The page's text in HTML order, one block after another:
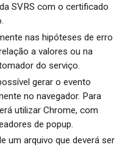
SVRS com o certificado
nas hipóteses de erro
a valores ou na
do serviço.
gerar o evento
no navegador. Para
utilizar Chrome, com
de popup.
um arquivo que deverá ser